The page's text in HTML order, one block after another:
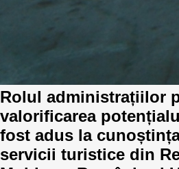
Rolul administrațiilor
valorificarea
fost adus la
servicii turistice din